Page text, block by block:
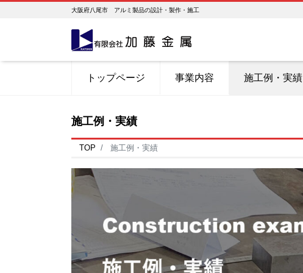
大阪府八尾市 アルミ製品の設計・製作・施工
トップページ 事業内容 施工例・実績
施工例・実績
TOP 施工例・実績